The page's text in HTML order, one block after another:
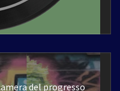
del progresso